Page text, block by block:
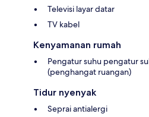
Televisi layar datar
TV kabel
Kenyamanan rumah
Pengatur suhu pengatur
(penghangat ruangan)
Tidur nyenyak
Seprai antialergi